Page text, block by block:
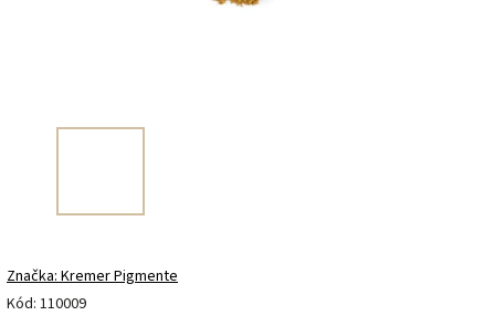
Kód: 110009
Značka:Kremer Pigmente